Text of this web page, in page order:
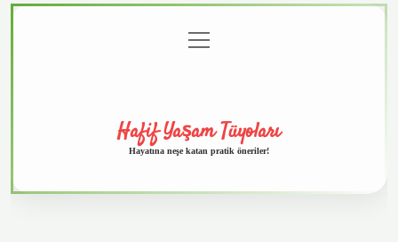
menüyü
aç
Hafif Yaşam Tüyoları
Hayatına neşe katan pratik öneriler!